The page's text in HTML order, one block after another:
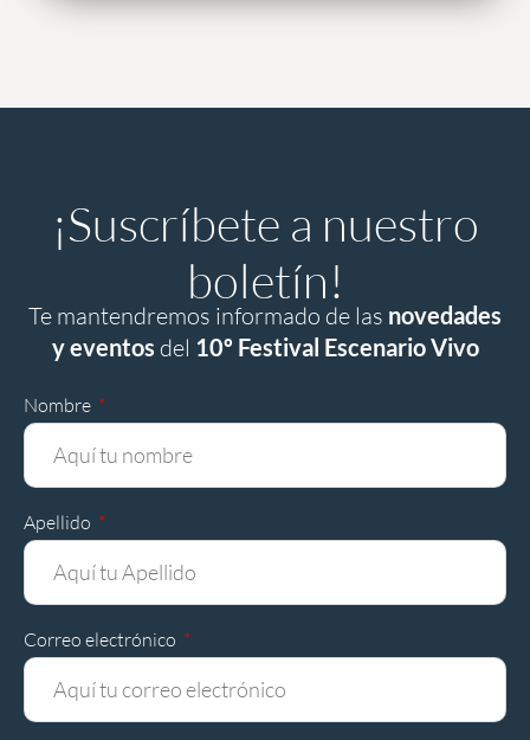
¡Suscríbete a nuestro
boletín!
Te mantendremos informado de las novedades
y eventos del 10º Festival Escenario Vivo
Nombre
Apellido
Correo electrónico